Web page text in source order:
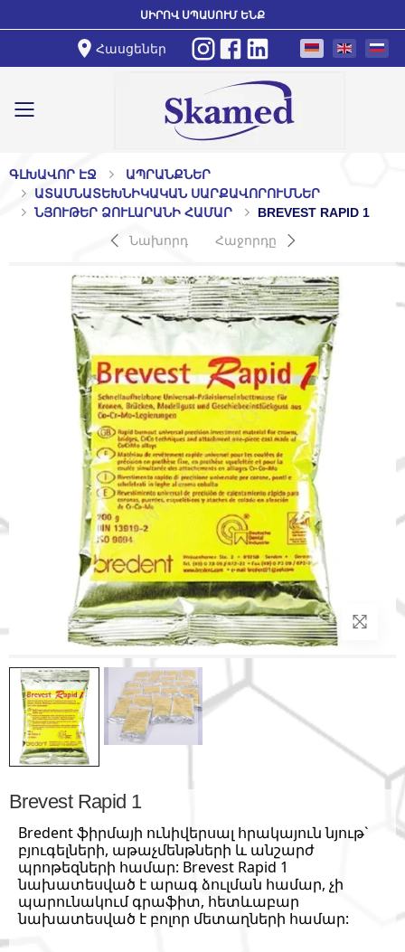
ՍԻՐՈՎ ՍՊԱՍՈՒՄ ԵՆՔ
Հասցեներ
Toggle mobile menu
ԳԼԽԱՎՈՐ ԷՋ
ԱՊՐԱՆՔՆԵՐ
ԱՏԱՄՆԱՏԵԽՆԻԿԱԿԱՆ ՍԱՐՔԱՎՈՐՈՒՄՆԵՐ
ՆՅՈՒԹԵՐ ՁՈՒԼԱՐԱՆԻ ՀԱՄԱՐ
BREVEST RAPID 1
Նախորդ
Հաջորդը
Brevest Rapid 1
Bredent ֆիրմայի ունիվերսալ հրակայուն նյութ`
բյուգելների, աթաչմենթների և անշարժ
պրոթեզների համար: Brevest Rapid 1
նախատեսված է արագ ձուլման համար, չի
պարունակում գրաֆիտ, հետևաբար
նախատեսված է բոլոր մետաղների համար: